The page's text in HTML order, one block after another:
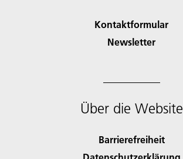
Kontaktformular
Newsletter
Über die Website
Barrierefreiheit